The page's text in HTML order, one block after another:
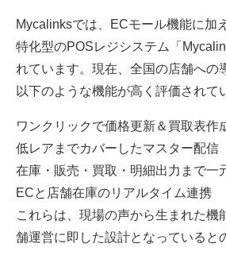
Mycalinksでは、ECモール機能に加
特化型のPOSレジシステム「
れています。現在、全国の店舗への
以下のような機能が高く評価されて
ワンクリックで価格更新＆買取表作
低レアまでカバーしたマスター配信
在庫・販売・買取・明細出力まで一
ECと店舗在庫のリアルタイム連携
これらは、現場の声から生まれた機
舗運営に即した設計となっていると